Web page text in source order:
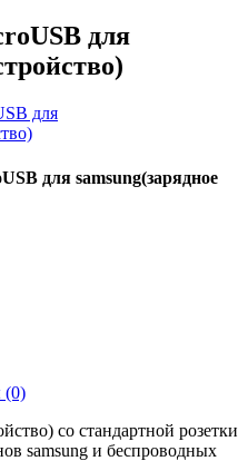
для
для samsung(зарядное
(0)
со стандартной розетки
samsung и беспроводных